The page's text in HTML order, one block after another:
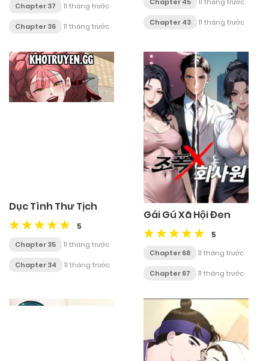
Chapter 37 11 tháng trước
Chapter 36 11 tháng trước Chapter 43 11 tháng trước
Dục Tình Thư Tịch
5
Chapter 35 11 tháng trước
Chapter 34 11 tháng trước
Gái Gú Xã Hội Đen
5
Chapter 68 11 tháng trước
Chapter 67 11 tháng trước